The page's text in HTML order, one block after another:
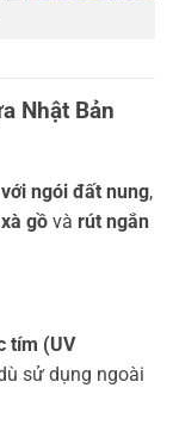
Nhật Bản
ngói đất nung,
gồ và rút ngắn
tím (UV
sử dụng ngoài